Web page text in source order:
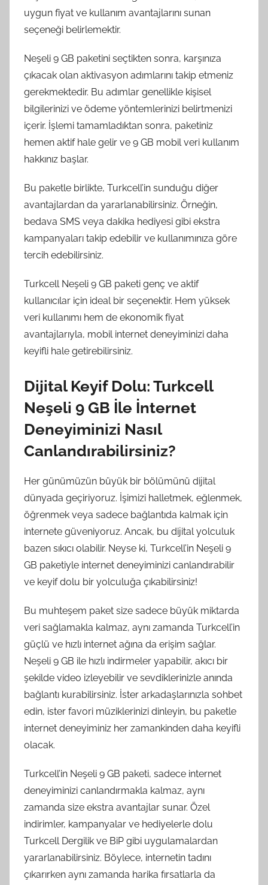
uygun fiyat ve kullanım avantajlarını sunan
seçeneği belirlemektir.
Neşeli 9 GB paketini seçtikten sonra, karşınıza
çıkacak olan aktivasyon adımlarını takip etmeniz
gerekmektedir. Bu adımlar genellikle kişisel
bilgilerinizi ve ödeme yöntemlerinizi belirtmenizi
içerir. İşlemi tamamladıktan sonra, paketiniz
hemen aktif hale gelir ve 9 GB mobil veri kullanım
hakkınız başlar.
Bu paketle birlikte, Turkcell’in sunduğu diğer
avantajlardan da yararlanabilirsiniz. Örneğin,
bedava SMS veya dakika hediyesi gibi ekstra
kampanyaları takip edebilir ve kullanımınıza göre
tercih edebilirsiniz.
Turkcell Neşeli 9 GB paketi genç ve aktif
kullanıcılar için ideal bir seçenektir. Hem yüksek
veri kullanımı hem de ekonomik fiyat
avantajlarıyla, mobil internet deneyiminizi daha
keyifli hale getirebilirsiniz.
Dijital Keyif Dolu: Turkcell
Neşeli 9 GB İle İnternet
Deneyiminizi Nasıl
Canlandırabilirsiniz?
Her günümüzün büyük bir bölümünü dijital
dünyada geçiriyoruz. İşimizi halletmek, eğlenmek,
öğrenmek veya sadece bağlantıda kalmak için
internete güveniyoruz. Ancak, bu dijital yolculuk
bazen sıkıcı olabilir. Neyse ki, Turkcell’in Neşeli 9
GB paketiyle internet deneyiminizi canlandırabilir
ve keyif dolu bir yolculuğa çıkabilirsiniz!
Bu muhteşem paket size sadece büyük miktarda
veri sağlamakla kalmaz, aynı zamanda Turkcell’in
güçlü ve hızlı internet ağına da erişim sağlar.
Neşeli 9 GB ile hızlı indirmeler yapabilir, akıcı bir
şekilde video izleyebilir ve sevdiklerinizle anında
bağlantı kurabilirsiniz. İster arkadaşlarınızla sohbet
edin, ister favori müziklerinizi dinleyin, bu paketle
internet deneyiminiz her zamankinden daha keyifli
olacak.
Turkcell’in Neşeli 9 GB paketi, sadece internet
deneyiminizi canlandırmakla kalmaz, aynı
zamanda size ekstra avantajlar sunar. Özel
indirimler, kampanyalar ve hediyelerle dolu
Turkcell Dergilik ve BiP gibi uygulamalardan
yararlanabilirsiniz. Böylece, internetin tadını
çıkarırken aynı zamanda harika fırsatlarla da